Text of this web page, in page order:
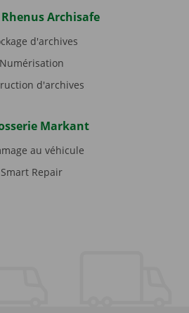
Archisafe
d'archives
Numérisation
d'archives
Markant
au véhicule
Smart Repair